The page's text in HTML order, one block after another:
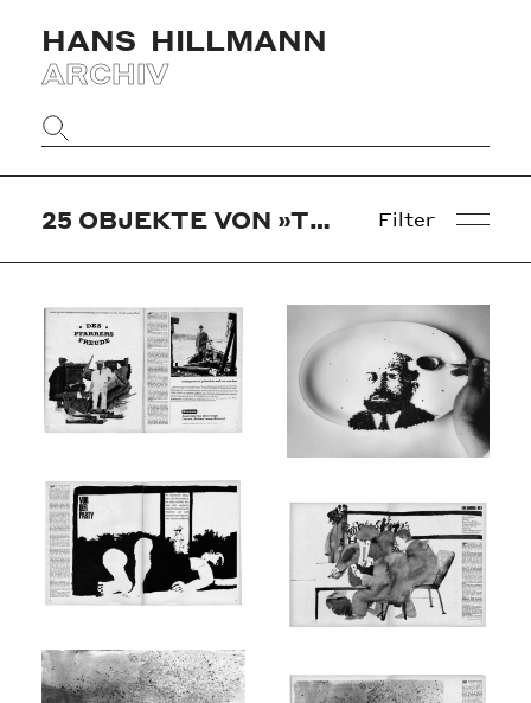
HANS HILLMANN
ARCHIV
Website
durchsuchen
25 OBJEKTE VON »TWEN« Filter